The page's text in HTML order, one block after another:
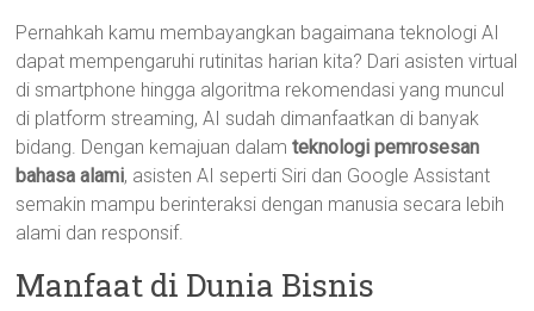
Pernahkah kamu membayangkan bagaimana teknologi AI
dapat mempengaruhi rutinitas harian kita? Dari asisten virtual
di smartphone hingga algoritma rekomendasi yang muncul
di platform streaming, AI sudah dimanfaatkan di banyak
bidang. Dengan kemajuan dalamteknologi pemrosesan
bahasa alami, asisten AI seperti Siri dan Google Assistant
semakin mampu berinteraksi dengan manusia secara lebih
alami dan responsif.
Manfaat di Dunia Bisnis